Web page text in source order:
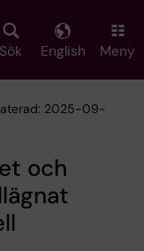
Sök English Meny
2025-09-
och